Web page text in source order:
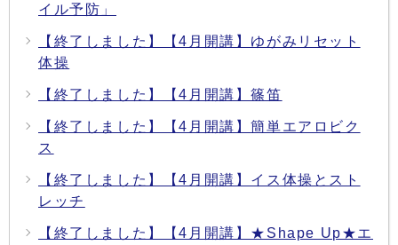
イル予防」
【終了しました】【4月開講】ゆがみリセット
体操
【終了しました】【4月開講】篠笛
【終了しました】【4月開講】簡単エアロビク
ス
【終了しました】【4月開講】イス体操とスト
レッチ
【終了しました】【4月開講】★Shape Up★エ